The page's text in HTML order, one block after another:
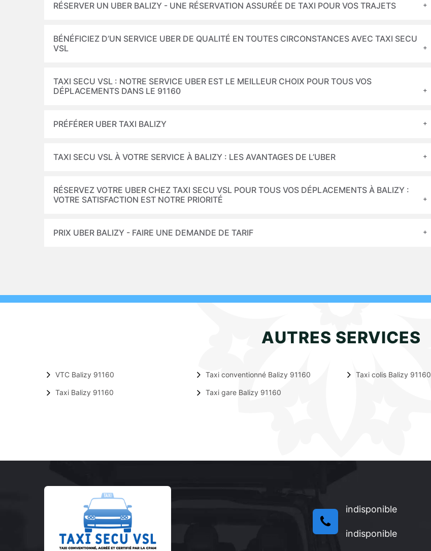
RÉSERVER UN UBER BALIZY - UNE RÉSERVATION ASSURÉE DE TAXI POUR VOS TRAJETS
BÉNÉFICIEZ D’UN SERVICE UBER DE QUALITÉ EN TOUTES CIRCONSTANCES AVEC TAXI SECU
VSL
TAXI SECU VSL : NOTRE SERVICE UBER EST LE MEILLEUR CHOIX POUR TOUS VOS
DÉPLACEMENTS DANS LE 91160
PRÉFÉRER UBER TAXI BALIZY
TAXI SECU VSL À VOTRE SERVICE À BALIZY : LES AVANTAGES DE L’UBER
RÉSERVEZ VOTRE UBER CHEZ TAXI SECU VSL POUR TOUS VOS DÉPLACEMENTS À BALIZY :
VOTRE SATISFACTION EST NOTRE PRIORITÉ
PRIX UBER BALIZY - FAIRE UNE DEMANDE DE TARIF
AUTRES SERVICES
VTC Balizy 91160
Taxi Balizy 91160
Taxi conventionné Balizy 91160
Taxi gare Balizy 91160
Taxi colis Balizy 91160
indisponible
indisponible